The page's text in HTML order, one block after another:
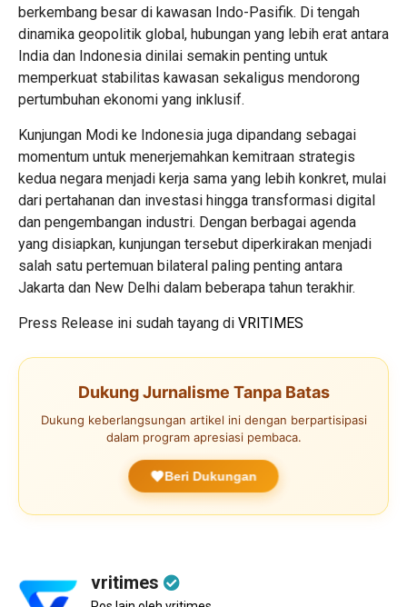
berkembang besar di kawasan Indo-Pasifik. Di tengah
dinamika geopolitik global, hubungan yang lebih erat antara
India dan Indonesia dinilai semakin penting untuk
memperkuat stabilitas kawasan sekaligus mendorong
pertumbuhan ekonomi yang inklusif.
Kunjungan Modi ke Indonesia juga dipandang sebagai
momentum untuk menerjemahkan kemitraan strategis
kedua negara menjadi kerja sama yang lebih konkret, mulai
dari pertahanan dan investasi hingga transformasi digital
dan pengembangan industri. Dengan berbagai agenda
yang disiapkan, kunjungan tersebut diperkirakan menjadi
salah satu pertemuan bilateral paling penting antara
Jakarta dan New Delhi dalam beberapa tahun terakhir.
Press Release ini sudah tayang di VRITIMES
Dukung Jurnalisme Tanpa Batas
Dukung keberlangsungan artikel ini dengan berpartisipasi
dalam program apresiasi pembaca.
Beri Dukungan
vritimes